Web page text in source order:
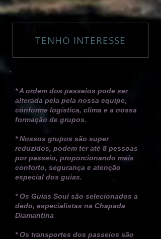
TENHO INTERESSE
* A ordem dos passeios pode ser
alterada pela pela nossa equipe,
conforme logística, clima e a nossa
formação de grupos.
* Nossos grupos são super
reduzidos, podem ter até 8 pessoas
por passeio, proporcionando mais
conforto, segurança e atenção
especial dos guias.
* Os Guias Soul são selecionados a
dedo, especialistas na Chapada
Diamantina
* Os transportes dos passeios são